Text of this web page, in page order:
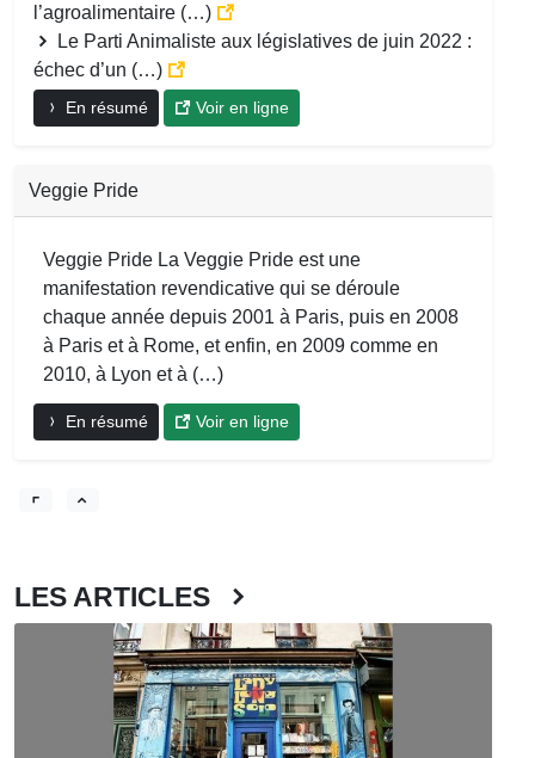
l’agroalimentaire (…)
Le Parti Animaliste aux législatives de juin 2022 :
échec d’un (…)
En résumé Voir en ligne
Veggie Pride
Veggie Pride La Veggie Pride est une
manifestation revendicative qui se déroule
chaque année depuis 2001 à Paris, puis en 2008
à Paris et à Rome, et enfin, en 2009 comme en
2010, à Lyon et à (…)
En résumé Voir en ligne
LES ARTICLES